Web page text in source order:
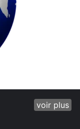
voir plus